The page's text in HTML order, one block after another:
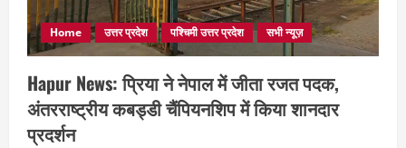
Home उत्तर प्रदेश पश्चिमी उत्तर प्रदेश सभी न्यूज़
Hapur News: प्रिया ने नेपाल में जीता रजत पदक,
अंतरराष्ट्रीय कबड्डी चैंपियनशिप में किया शानदार
प्रदर्शन